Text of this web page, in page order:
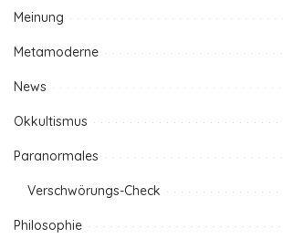
Meinung
Metamoderne
News
Okkultismus
Paranormales
Verschwörungs-Check
Philosophie